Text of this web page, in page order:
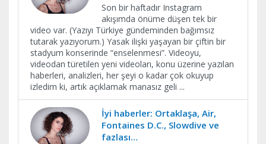
Son bir haftadır Instagram
akışımda önüme düşen tek bir
video var. (Yazıyı Türkiye gündeminden bağımsız
tutarak yazıyorum.) Yasak ilişki yaşayan bir çiftin bir
stadyum konserinde “enselenmesi”. Videoyu,
videodan türetilen yeni videoları, konu üzerine yazılan
haberleri, analizleri, her şeyi o kadar çok okuyup
izledim ki, artık açıklamak manasız geli ...
İyi haberler: Ortaklaşa, Air,
Fontaines D.C., Slowdive ve
fazlası…